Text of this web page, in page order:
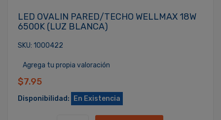
LED OVALIN PARED/TECHO WELLMAX 18W
6500K (LUZ BLANCA)
SKU: 1000422
Agrega tu propia valoración
$7.95
Disponibilidad: En Existencia